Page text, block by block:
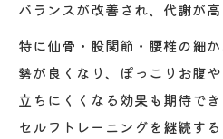
バランスが改善され、代謝が高
特に仙骨・股関節・腰椎の細
勢が良くなり、ぽっこりお腹
立ちにくくなる効果も期待で
セルフトレーニングを継続す